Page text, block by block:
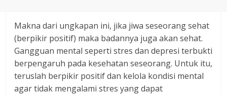
Makna dari ungkapan ini, jika jiwa seseorang sehat
(berpikir positif) maka badannya juga akan sehat.
Gangguan mental seperti stres dan depresi terbukti
berpengaruh pada kesehatan seseorang. Untuk itu,
teruslah berpikir positif dan kelola kondisi mental
agar tidak mengalami stres yang dapat